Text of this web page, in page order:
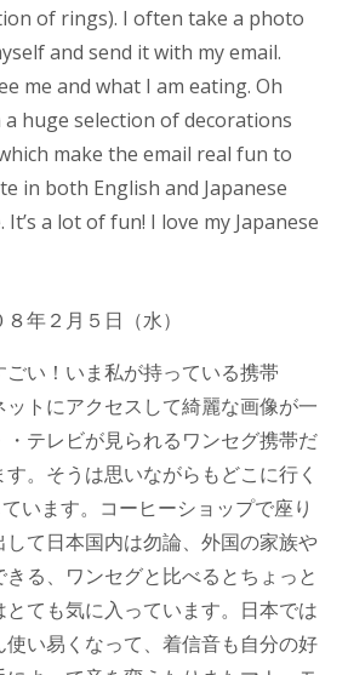
of rings). I often take a photo
and send it with my email.
me and what I am eating. Oh
a huge selection of decorations
make the email real fun to
in both English and Japanese
a lot of fun! I love my Japanese
年２月５日（水）
い！いま私が持っている携帯
トにアクセスして綺麗な画像が一
テレビが見られるワンセグ携帯だ
。そうは思いながらもどこに行く
います。コーヒーショップで座り
て日本国内は勿論、外国の家族や
る、ワンセグと比べるとちょっと
ても気に入っています。日本では
い易くなって、着信音も自分の好